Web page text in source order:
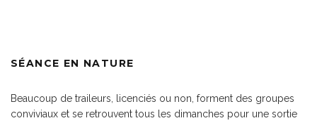
SÉANCE EN NATURE
Beaucoup de traileurs, licenciés ou non, forment des groupes
conviviaux et se retrouvent tous les dimanches pour une sortie